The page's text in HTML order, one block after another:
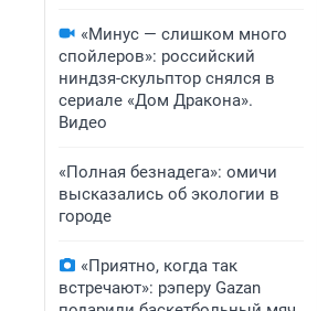
«Минус — слишком много
спойлеров»: российский
ниндзя-скульптор снялся в
сериале «Дом Дракона».
Видео
«Полная безнадега»: омичи
высказались об экологии в
городе
«Приятно, когда так
встречают»: рэперу Gazan